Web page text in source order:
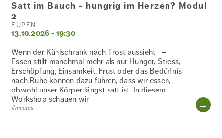
EUPEN
13.10.2026 - 19:30
Satt im Bauch - hungrig im Herzen? Modul
2
Wenn der Kühlschrank nach Trost aussieht –
Essen stillt manchmal mehr als nur Hunger. Stress,
Erschöpfung, Einsamkeit, Frust oder das Bedürfnis
nach Ruhe können dazu führen, dass wir essen,
obwohl unser Körper längst satt ist. In diesem
Workshop schauen wir
#meetus